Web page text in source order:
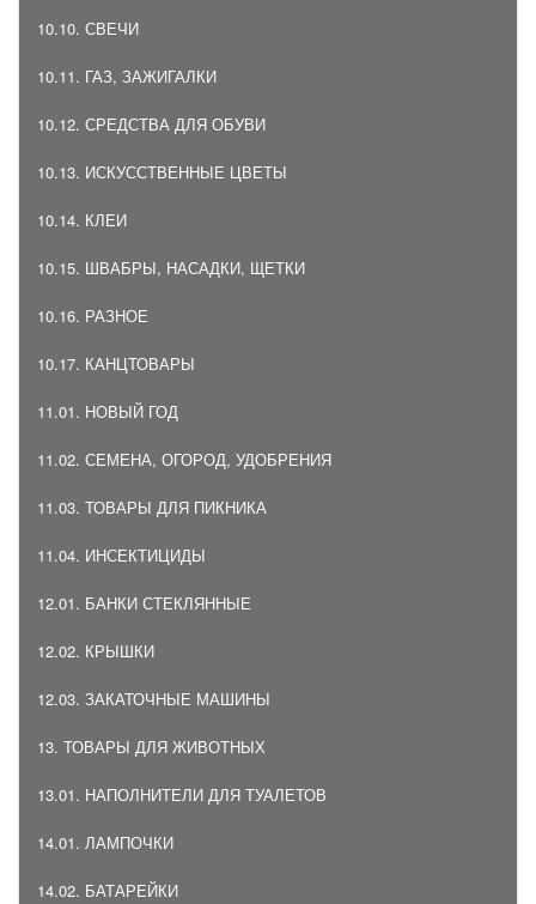
10.10. СВЕЧИ
10.11. ГАЗ, ЗАЖИГАЛКИ
10.12. СРЕДСТВА ДЛЯ ОБУВИ
10.13. ИСКУССТВЕННЫЕ ЦВЕТЫ
10.14. КЛЕИ
10.15. ШВАБРЫ, НАСАДКИ, ЩЕТКИ
10.16. РАЗНОЕ
10.17. КАНЦТОВАРЫ
11.01. НОВЫЙ ГОД
11.02. СЕМЕНА, ОГОРОД, УДОБРЕНИЯ
11.03. ТОВАРЫ ДЛЯ ПИКНИКА
11.04. ИНСЕКТИЦИДЫ
12.01. БАНКИ СТЕКЛЯННЫЕ
12.02. КРЫШКИ
12.03. ЗАКАТОЧНЫЕ МАШИНЫ
13. ТОВАРЫ ДЛЯ ЖИВОТНЫХ
13.01. НАПОЛНИТЕЛИ ДЛЯ ТУАЛЕТОВ
14.01. ЛАМПОЧКИ
14.02. БАТАРЕЙКИ